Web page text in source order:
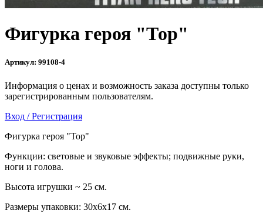
Фигурка героя "Тор"
Артикул: 99108-4
Информация о ценах и возможность заказа доступны только
зарегистрированным пользователям.
Вход / Регистрация
Фигурка героя "Тор"
Функции: световые и звуковые эффекты; подвижные руки,
ноги и голова.
Высота игрушки ~ 25 см.
Размеры упаковки: 30х6х17 см.